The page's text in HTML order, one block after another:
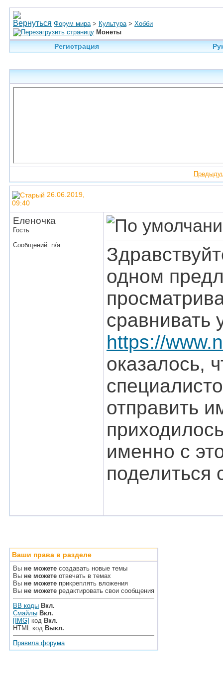
Форум мира > Культура > Хобби
Монеты
Регистрация
26.06.2019,
09:40
Еленочка
Гость
Сообщений: n/a
одном
сравнивать
https://
оказалось,
отправить
именно с
Ваши права в разделе
Вы не можете создавать новые темы
Вы не можете отвечать в темах
Вы не можете прикреплять вложения
Вы не можете редактировать свои сообщения
BB коды Вкл.
Смайлы Вкл.
[IMG] код Вкл.
HTML код Выкл.
Правила форума